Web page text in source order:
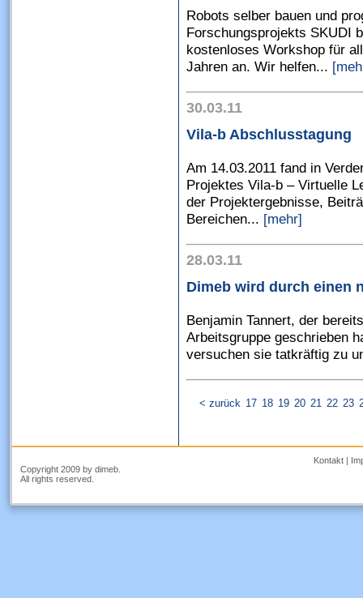
Robots selber bauen und
Forschungsprojekts SKUDI
kostenloses Workshop für
Jahren an. Wir helfen...
30.03.11
Vila-b Abschlusstagung
Am 14.03.2011 fand in
Projektes Vila-b – Virtuelle
der Projektergebnisse,
Bereichen... [mehr]
28.03.11
Dimeb wird durch einen
Benjamin Tannert, der
Arbeitsgruppe geschrieben
versuchen sie tatkräftig zu
< zurück 17 18 19 20 21 22 23
Copyright 2009 by dimeb.
All rights reserved.
Kontakt |